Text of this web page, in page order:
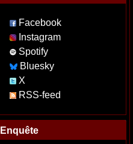
Facebook
Instagram
Spotify
Bluesky
X
RSS-feed
Enquête